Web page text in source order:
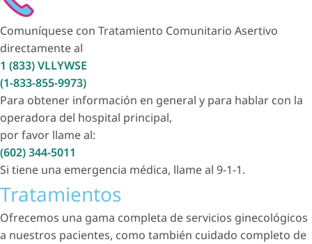
Comuníquese con Tratamiento Comunitario Asertivo
directamente al
1 (833) VLLYWSE
(1-833-855-9973)
Para obtener información en general y para hablar con la
operadora del hospital principal,
por favor llame al:
(602) 344-5011
Si tiene una emergencia médica, llame al 9-1-1.
Tratamientos
Ofrecemos una gama completa de servicios ginecológicos
a nuestros pacientes, como también cuidado completo de